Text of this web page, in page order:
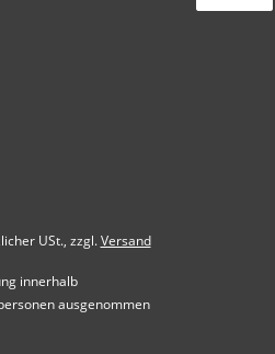
USt., zzgl.Versand
innerhalb
ausgenommen